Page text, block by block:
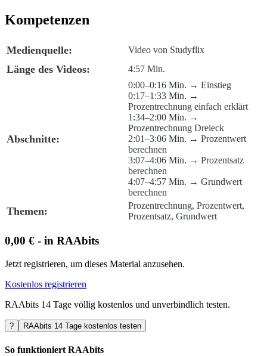
Kompetenzen
Medienquelle: Video von Studyflix
Länge des Videos: 4:57 Min.
Abschnitte:
0:00–0:16 Min. → Einstieg
0:17–1:33 Min. →
Prozentrechnung einfach erklärt
1:34–2:00 Min. →
Prozentrechnung Dreieck
2:01–3:06 Min. → Prozentwert
berechnen
3:07–4:06 Min. → Prozentsatz
berechnen
4:07–4:57 Min. → Grundwert
berechnen
Themen:
Prozentrechnung, Prozentwert,
Prozentsatz, Grundwert
0,00 € - in RAAbits
Jetzt registrieren, um dieses Material anzusehen.
Kostenlos registrieren
RAAbits 14 Tage völlig kostenlos und unverbindlich testen.
? RAAbits 14 Tage kostenlos testen
So funktioniert RAAbits